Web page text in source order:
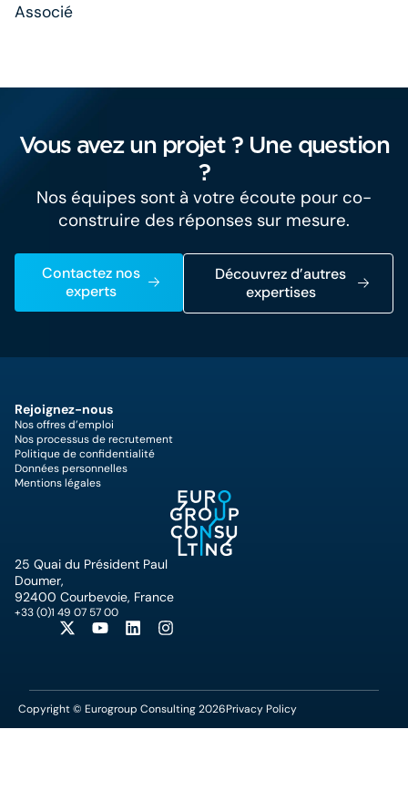
Associé
Vous avez un projet ? Une question
?
Nos équipes sont à votre écoute pour co-
construire des réponses sur mesure.
Contactez nos
experts
Découvrez d’autres
expertises
25 Quai du Président Paul
Doumer,
92400 Courbevoie, France
+33 (0)1 49 07 57 00
Rejoignez-nous
Nos offres d’emploi
Nos processus de recrutement
Politique de confidentialité
Données personnelles
Mentions légales
Copyright © Eurogroup Consulting 2026Privacy Policy